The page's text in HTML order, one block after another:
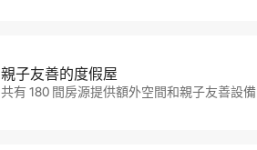
親子友善的度假屋
共有 180 間房源提供額外空間和親子友善設備